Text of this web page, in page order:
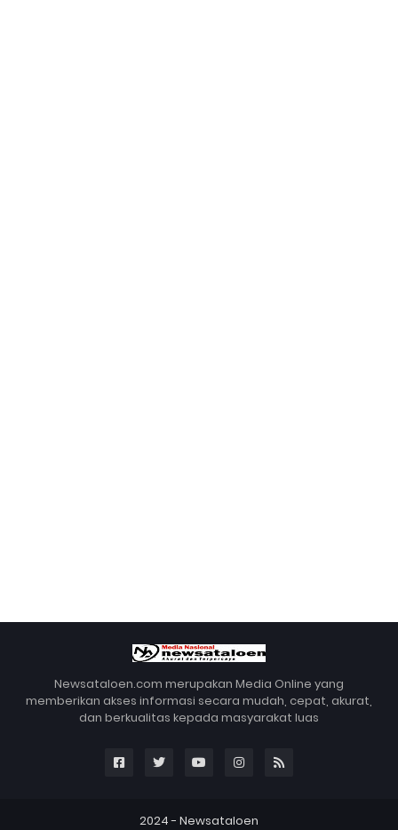
Newsataloen.com merupakan Media Online yang
memberikan akses informasi secara mudah, cepat, akurat,
dan berkualitas kepada masyarakat luas
2024 - Newsataloen